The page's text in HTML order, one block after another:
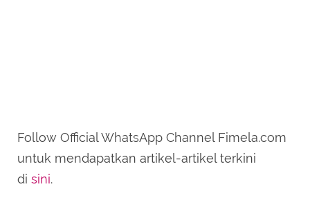
Follow Official WhatsApp Channel Fimela.com
untuk mendapatkan artikel-artikel terkini
di sini.